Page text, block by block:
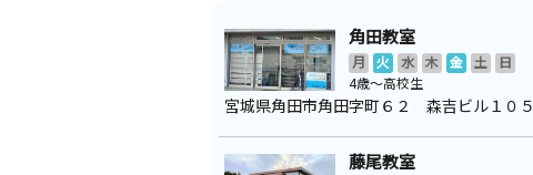
角田教室
月 火 水 木 金 土
日
4歳～高校生
宮城県角田市角田字町６２ 森吉ビル１０５
藤尾教室